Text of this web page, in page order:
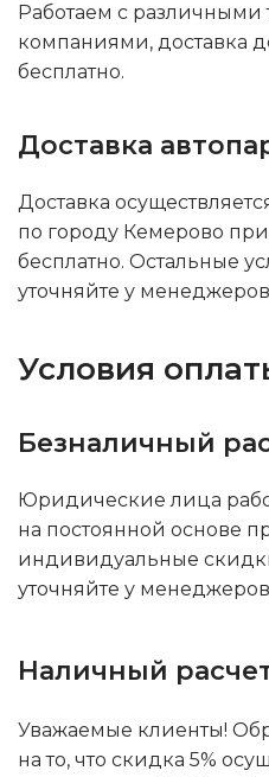
Работаем с
компаниями, доставка
бесплатно.
Доставка
Доставка
по городу Кемерово при
бесплатно. Остальные
уточняйте у
Условия
Безналичный
Юридические лица
на постоянной основе
индивидуальные
уточняйте у
Наличный
Уважаемые клиенты!
на то, что скидка 5%